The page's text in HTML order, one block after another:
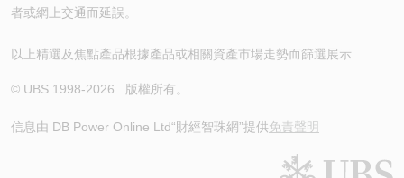
者或網上交通而延誤。
以上精選及焦點產品根據產品或相關資產市場走勢而篩選展示
© UBS 1998-2026 . 版權所有。
信息由 DB Power Online Ltd“財經智珠網”提供免責聲明